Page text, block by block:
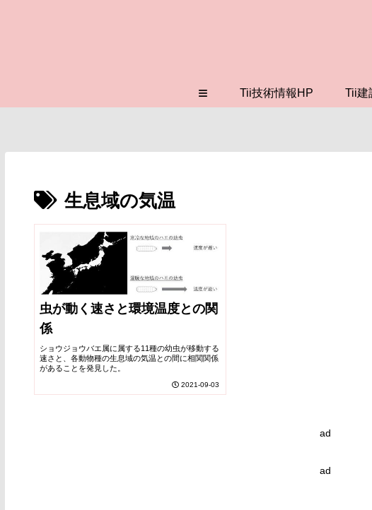
≡ Tii技術情報HP Tii建
生息域の気温
虫が動く速さと環境温度との関
係
ショウジョウバエ属に属する11種の幼虫が移動する
速さと、各動物種の生息域の気温との間に相関関係
があることを発見した。
2021-09-03
ad
ad